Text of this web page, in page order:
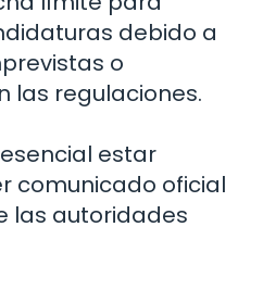
debido a
o
las regulaciones.
estar
comunicado oficial
las autoridades